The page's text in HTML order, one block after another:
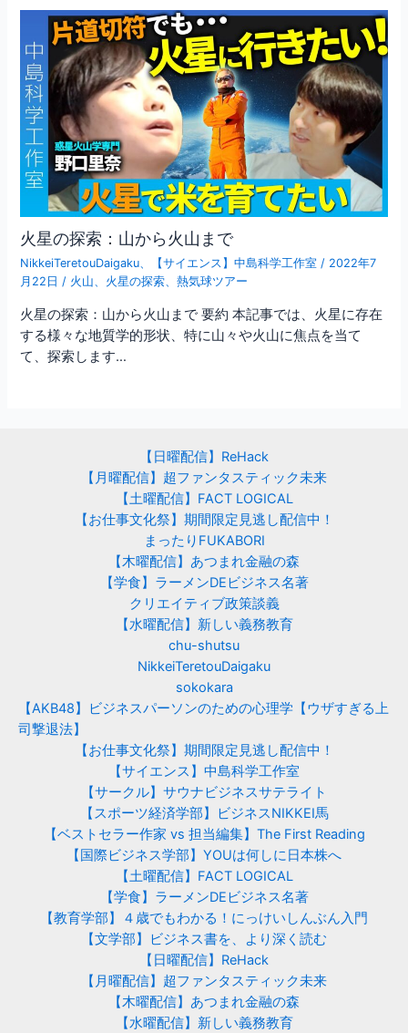
火星の探索：山から火山まで
NikkeiTeretouDaigaku、 【サイエンス】中島科学工作室 / 2022年7
月22日 / 火山、 火星の探索、熱気球ツアー
火星の探索：山から火山まで 要約 本記事では、火星に存在
する様々な地質学的形状、特に山々や火山に焦点を当て
て、探索します…
【日曜配信】ReHack
【月曜配信】超ファンタスティック未来
【土曜配信】FACT LOGICAL
【お仕事文化祭】期間限定見逃し配信中！
まったりFUKABORI
【木曜配信】あつまれ金融の森
【学食】ラーメンDEビジネス名著
クリエイティブ政策談義
【水曜配信】新しい義務教育
chu-shutsu
NikkeiTeretouDaigaku
sokokara
【AKB48】ビジネスパーソンのための心理学【ウザすぎる上
司撃退法】
【お仕事文化祭】期間限定見逃し配信中！
【サイエンス】中島科学工作室
【サークル】サウナビジネスサテライト
【スポーツ経済学部】ビジネスNIKKEI馬
【ベストセラー作家 vs 担当編集】The First Reading
【国際ビジネス学部】YOUは何しに日本株へ
【土曜配信】FACT LOGICAL
【学食】ラーメンDEビジネス名著
【教育学部】４歳でもわかる！にっけいしんぶん入門
【文学部】ビジネス書を、より深く読む
【日曜配信】ReHack
【月曜配信】超ファンタスティック未来
【木曜配信】あつまれ金融の森
【水曜配信】新しい義務教育